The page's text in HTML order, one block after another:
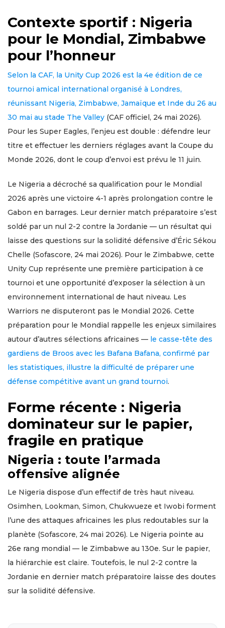
Contexte sportif : Nigeria
pour le Mondial, Zimbabwe
pour l’honneur
Selon la CAF, la Unity Cup 2026 est la 4e édition de ce
tournoi amical international organisé à Londres,
réunissant Nigeria, Zimbabwe, Jamaïque et Inde du 26 au
30 mai au stade The Valley (CAF officiel, 24 mai 2026).
Pour les Super Eagles, l’enjeu est double : défendre leur
titre et effectuer les derniers réglages avant la Coupe du
Monde 2026, dont le coup d’envoi est prévu le 11 juin.
Le Nigeria a décroché sa qualification pour le Mondial
2026 après une victoire 4-1 après prolongation contre le
Gabon en barrages. Leur dernier match préparatoire s’est
soldé par un nul 2-2 contre la Jordanie — un résultat qui
laisse des questions sur la solidité défensive d’Éric Sékou
Chelle (Sofascore, 24 mai 2026). Pour le Zimbabwe, cette
Unity Cup représente une première participation à ce
tournoi et une opportunité d’exposer la sélection à un
environnement international de haut niveau. Les
Warriors ne disputeront pas le Mondial 2026. Cette
préparation pour le Mondial rappelle les enjeux similaires
autour d’autres sélections africaines — le casse-tête des
gardiens de Broos avec les Bafana Bafana, confirmé par
les statistiques, illustre la difficulté de préparer une
défense compétitive avant un grand tournoi.
Forme récente : Nigeria
dominateur sur le papier,
fragile en pratique
Nigeria : toute l’armada
offensive alignée
Le Nigeria dispose d’un effectif de très haut niveau.
Osimhen, Lookman, Simon, Chukwueze et Iwobi forment
l’une des attaques africaines les plus redoutables sur la
planète (Sofascore, 24 mai 2026). Le Nigeria pointe au
26e rang mondial — le Zimbabwe au 130e. Sur le papier,
la hiérarchie est claire. Toutefois, le nul 2-2 contre la
Jordanie en dernier match préparatoire laisse des doutes
sur la solidité défensive.